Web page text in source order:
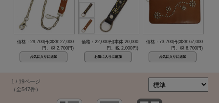
価格：29,700円(本体 27,000
円、税 2,700円)
価格：22,000円(本体 20,000
円、税 2,000円)
価格：73,700円(本体 67,000
円、税 6,700円)
1 / 19ページ
（全547件）